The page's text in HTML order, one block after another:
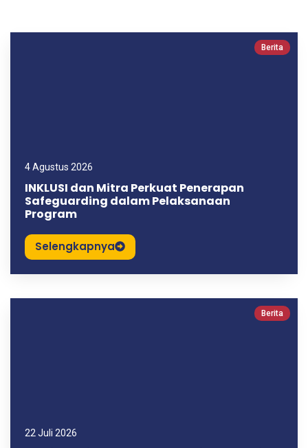
Berita
4 Agustus 2026
INKLUSI dan Mitra Perkuat Penerapan
Safeguarding dalam Pelaksanaan
Program
Selengkapnya
Berita
22 Juli 2026